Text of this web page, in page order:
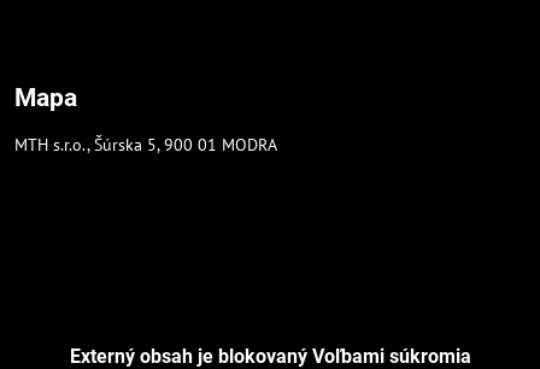
Mapa
MTH s.r.o., Šúrska 5, 900 01 MODRA
Externý obsah je blokovaný Voľbami súkromia